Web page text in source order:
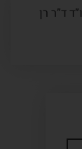
ד”ר רן